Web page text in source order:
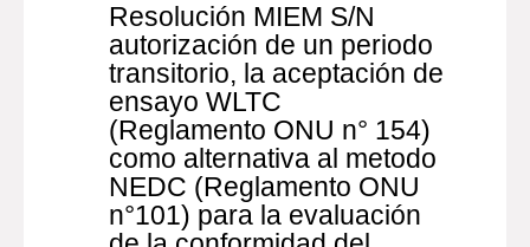
Resolución MIEM S/N
autorización de un periodo
transitorio, la aceptación de
ensayo WLTC
(Reglamento ONU n° 154)
como alternativa al metodo
NEDC (Reglamento ONU
n°101) para la evaluación